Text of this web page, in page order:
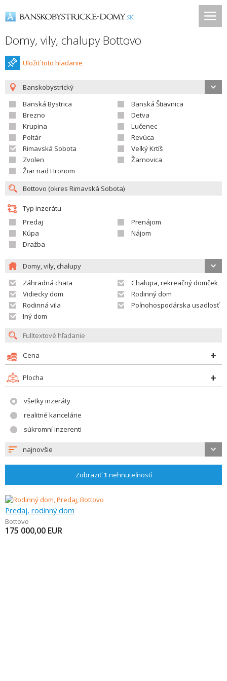
Domy, vily, chalupy Bottovo
Uložiť toto hladanie
Banskobystrický
Banská Bystrica
Banská Štiavnica
Brezno
Detva
Krupina
Lučenec
Poltár
Revúca
Rimavská Sobota
Veľký Krtíš
Zvolen
Žarnovica
Žiar nad Hronom
Typ inzerátu
Predaj
Prenájom
Kúpa
Nájom
Dražba
Domy, vily, chalupy
Záhradná chata
Chalupa, rekreačný domček
Vidiecky dom
Rodinný dom
Rodinná vila
Poľnohospodárska usadlosť
Iný dom
Cena
Plocha
všetky inzeráty
realitné kancelárie
súkromní inzerenti
najnovšie
Zobraziť1 nehnuteľností
Predaj, rodinný dom
Bottovo
175 000,00 EUR